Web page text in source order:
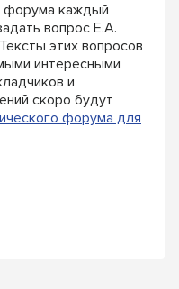
форума каждый
вопрос Е.А.
этих вопросов
интересными
и
скоро будут
форума для